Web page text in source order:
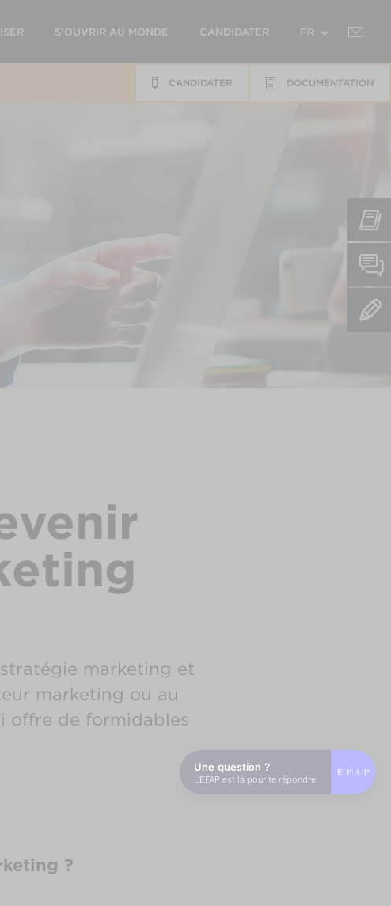
S'OUVRIR AU MONDE CANDIDATER FR
DOCUMENTATION
CANDIDATER
marketing et
marketing ou au
offre de formidables
?
Une question ?
L'EFAP est là pour te répondre.